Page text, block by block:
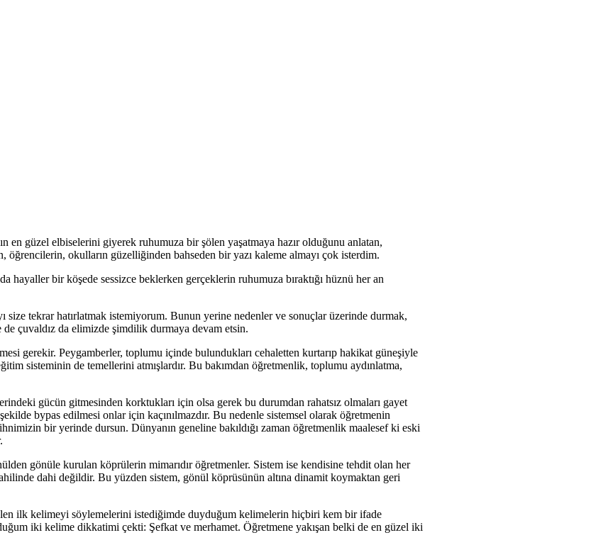
en güzel elbiselerini giyerek ruhumuza bir şölen yaşatmaya hazır olduğunu anlatan,
okulların güzelliğinden bahseden bir yazı kaleme almayı çok isterdim.
hayaller bir köşede sessizce beklerken gerçeklerin ruhumuza bıraktığı hüznü her an
size tekrar hatırlatmak istemiyorum. Bunun yerine nedenler ve sonuçlar üzerinde durmak,
çuvaldız da elimizde şimdilik durmaya devam etsin.
gerekir. Peygamberler, toplumu içinde bulundukları cehaletten kurtarıp hakikat güneşiyle
sisteminin de temellerini atmışlardır. Bu bakımdan öğretmenlik, toplumu aydınlatma,
gücün gitmesinden korktukları için olsa gerek bu durumdan rahatsız olmaları gayet
bypas edilmesi onlar için kaçınılmazdır. Bu nedenle sistemsel olarak öğretmenin
bir yerinde dursun. Dünyanın geneline bakıldığı zaman öğretmenlik maalesef ki eski
gönüle kurulan köprülerin mimarıdır öğretmenler. Sistem ise kendisine tehdit olan her
dahi değildir. Bu yüzden sistem, gönül köprüsünün altına dinamit koymaktan geri
ilk kelimeyi söylemelerini istediğimde duyduğum kelimelerin hiçbiri kem bir ifade
iki kelime dikkatimi çekti: Şefkat ve merhamet. Öğretmene yakışan belki de en güzel iki